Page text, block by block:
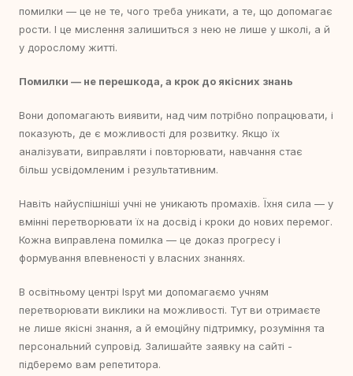
помилки — це не те, чого треба уникати, а те, що допомагає
рости. І це мислення залишиться з нею не лише у школі, а й
у дорослому житті.
Помилки — не перешкода, а крок до якісних знань
Вони допомагають виявити, над чим потрібно попрацювати, і
показують, де є можливості для розвитку. Якщо їх
аналізувати, виправляти і повторювати, навчання стає
більш усвідомленим і результативним.
Навіть найуспішніші учні не уникають промахів. Їхня сила — у
вмінні перетворювати їх на досвід і кроки до нових перемог.
Кожна виправлена помилка — це доказ прогресу і
формування впевненості у власних знаннях.
В освітньому центрі Ispyt ми допомагаємо учням
перетворювати виклики на можливості. Тут ви отримаєте
не лише якісні знання, а й емоційну підтримку, розуміння та
персональний супровід. Залишайте заявку на сайті -
підберемо вам репетитора.